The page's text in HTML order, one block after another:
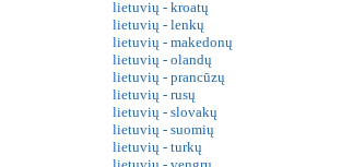
lietuvių - kroatų
lietuvių - lenkų
lietuvių - makedonų
lietuvių - olandų
lietuvių - prancūzų
lietuvių - rusų
lietuvių - slovakų
lietuvių - suomių
lietuvių - turkų